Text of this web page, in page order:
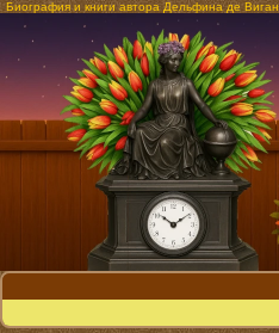
Биография и книги автора Дельфина де Виган